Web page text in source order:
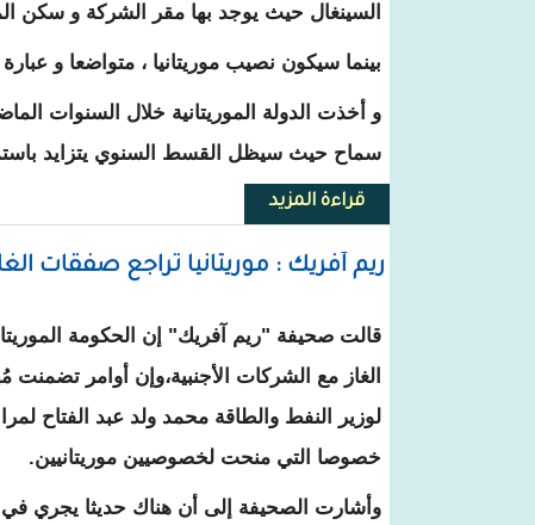
السينغال حيث يوجد بها مقر الشركة و سكن
بينما سيكون نصيب موريتانيا ، متواضعا و
و أخذت الدولة الموريتانية خلال السنوات
سماح حيث سيظل القسط السنوي يتزايد
قراءة المزيدحول مصدر : نصيب موريتانيا من الغاز لسنة 2022 سيكفي فقط
ريم آفريك : موريتانيا تُراجع صفقات
قالت صحيفة "ريم آفريك" إن الحكومة
الغاز مع الشركات الأجنبية،وإن أوامر
لوزير النفط والطاقة محمد ولد عبد الفتاح
خصوصا التي منحت لخصوصيين موريتانيين.
وأشارت الصحيفة إلى أن هناك حديثا يجري في